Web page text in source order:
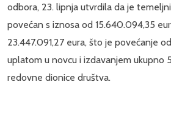
odbora, 23. lipnja utvrdila da je
povećan s iznosa od 15.640.094,35
23.447.091,27 eura, što je povećanje
uplatom u novcu i izdavanjem ukupno
redovne dionice društva.